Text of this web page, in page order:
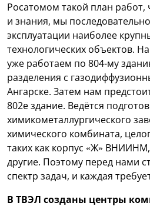
Росатомом такой план работ,
и знания, мы
эксплуатации наиболее
технологических объектов.
уже работаем по 804-му
разделения с
Ангарске. Затем нам
802е здание. Ведётся
химикометаллургического
химического комбината,
таких как корпус «Ж»
другие. Поэтому перед нами
спектр задач, и каждая
В ТВЭЛ созданы центры